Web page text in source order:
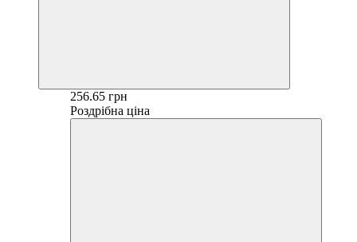
256.65 грн
Роздрібна ціна